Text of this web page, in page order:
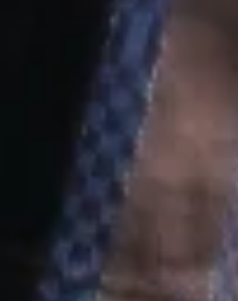
& Dila
Tanggal :
27 April 2024
rahmat dan ridho Allah Subhanahu
acara pernikahan :